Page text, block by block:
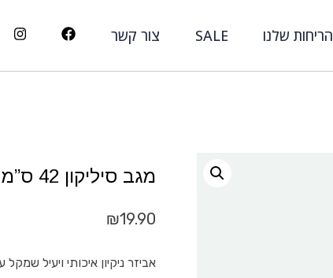
הריחות שלנו SALE צור קשר
מגב סיליקון 42 ס”מ
₪19.90
אביזר ניקיון איכותי ויעיל